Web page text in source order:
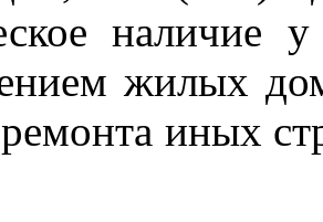
наличие
жилых
иных